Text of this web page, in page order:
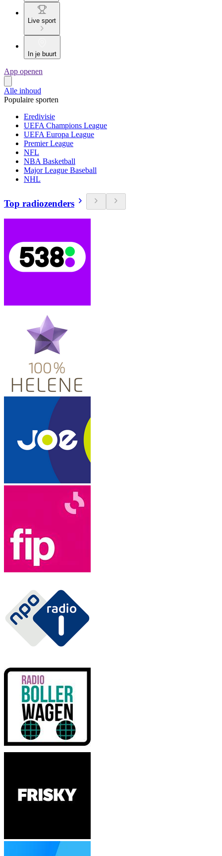
Live sport
In je buurt
App openen
Alle inhoud
Populaire sporten
Eredivisie
UEFA Champions League
UEFA Europa League
Premier League
NFL
NBA Basketball
Major League Baseball
NHL
Top radiozenders